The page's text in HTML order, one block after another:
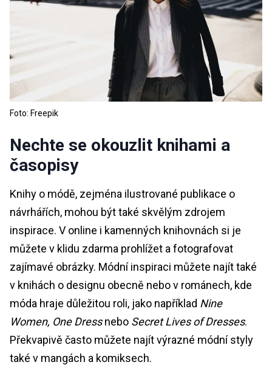
Foto: Freepik
Nechte se okouzlit knihami a
časopisy
Knihy o módě, zejména ilustrované publikace o
návrhářích, mohou být také skvělým zdrojem
inspirace. V online i kamenných knihovnách si je
můžete v klidu zdarma prohlížet a fotografovat
zajímavé obrázky. Módní inspiraci můžete najít také
v knihách o designu obecně nebo v románech, kde
móda hraje důležitou roli, jako například Nine
Women, One Dressnebo Secret Lives of Dresses.
Překvapivě často můžete najít výrazné módní styly
také v mangách a komiksech.